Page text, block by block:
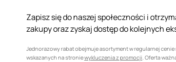
Zapisz się do naszej społeczności i
zakupy oraz zyskaj dostęp do kolejnych
Jednorazowy rabat obejmuje asortyment w regularnej
wskazanych na stroniewykluczenia z promocji. Oferta